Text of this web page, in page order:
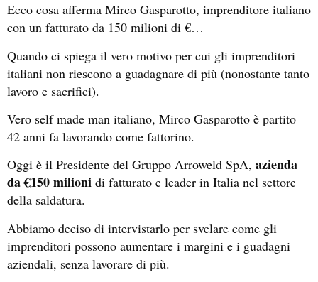
Ecco cosa afferma Mirco Gasparotto, imprenditore italiano
con un fatturato da 150 milioni di €…
Quando ci spiega il vero motivo per cui gli imprenditori
italiani non riescono a guadagnare di più (nonostante tanto
lavoro e sacrifici).
Vero self made man italiano, Mirco Gasparotto è partito
42 anni fa lavorando come fattorino.
Oggi è il Presidente del Gruppo Arroweld SpA, azienda
da €150 milioni di fatturato e leader in Italia nel settore
della saldatura.
Abbiamo deciso di intervistarlo per svelare come gli
imprenditori possono aumentare i margini e i guadagni
aziendali, senza lavorare di più.